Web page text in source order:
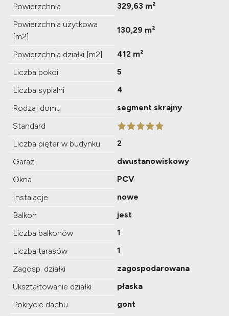
Powierzchnia
329,63 m²
Powierzchnia użytkowa
[m2]
130,29 m²
Powierzchnia działki [m2]
412 m²
Liczba pokoi
5
Liczba sypialni
4
Rodzaj domu
segment skrajny
Standard
Liczba pięter w budynku
2
Garaż
dwustanowiskowy
Okna
PCV
Instalacje
nowe
Balkon
jest
Liczba balkonów
1
Liczba tarasów
1
Zagosp. działki
zagospodarowana
Ukształtowanie działki
płaska
Pokrycie dachu
gont